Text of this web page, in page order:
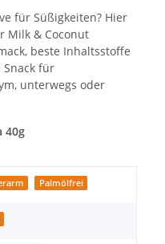
für Süßigkeiten? Hier
Milk & Coconut
beste Inhaltsstoffe
für
unterwegs oder
40g
Palmölfrei